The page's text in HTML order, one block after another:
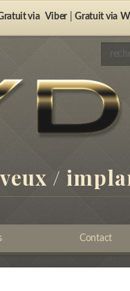
via Viber |Gratuit via
/
Contact